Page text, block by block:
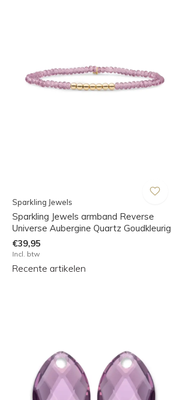
Sparkling Jewels
Sparkling Jewels armband Reverse
Universe Aubergine Quartz Goudkleurig
€39,95
Incl. btw
Recente artikelen